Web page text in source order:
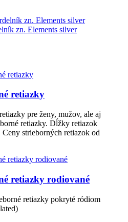
zn. Elements silver
retiazky
pre ženy, mužov, ale aj
retiazky. Dĺžky retiazok
Ceny strieborných retiazok od
retiazky rodiované
retiazky pokryté ródiom